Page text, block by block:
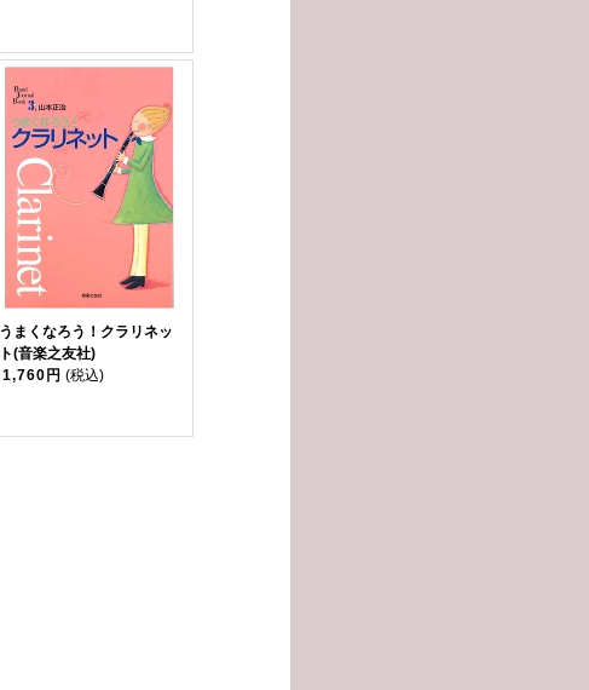
うまくなろう！クラリネッ
ト(音楽之友社)
1,760円 (税込)